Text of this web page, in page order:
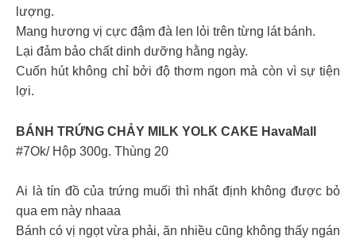
lượng.
Mang hương vị cực đậm đà len lỏi trên từng lát bánh.
Lại đảm bảo chất dinh dưỡng hằng ngày.
Cuốn hút không chỉ bởi độ thơm ngon mà còn vì sự tiện
lợi.
BÁNH TRỨNG CHẢY MILK YOLK CAKE HavaMall
#7Ok/ Hộp 300g. Thùng 20
Ai là tín đồ của trứng muối thì nhất định không được bỏ
qua em này nhaaa
Bánh có vị ngọt vừa phải, ăn nhiều cũng không thấy ngán